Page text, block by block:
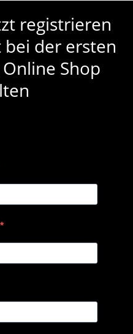
registrieren
bei der ersten
Shop